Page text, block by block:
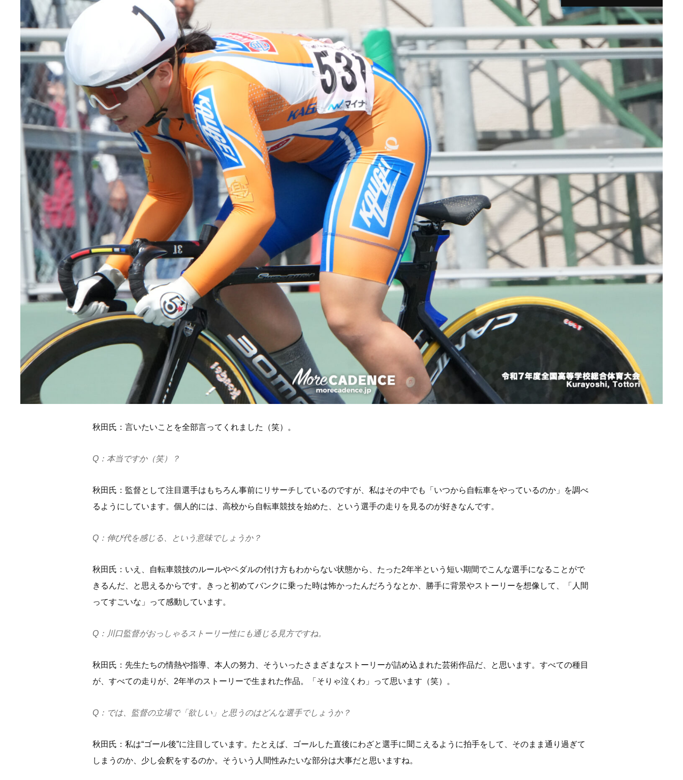
秋田氏：言いたいことを全部言ってくれました（笑）。
Q：本当ですか（笑）？
秋田氏：監督として注目選手はもちろん事前にリサーチしているのですが、私はその中でも「いつから自転車をやっているのか」を調べ
るようにしています。個人的には、高校から自転車競技を始めた、という選手の走りを見るのが好きなんです。
Q：伸び代を感じる、という意味でしょうか？
秋田氏：いえ、自転車競技のルールやペダルの付け方もわからない状態から、たった2年半という短い期間でこんな選手になることがで
きるんだ、と思えるからです。きっと初めてバンクに乗った時は怖かったんだろうなとか、勝手に背景やストーリーを想像して、「人間
ってすごいな」って感動しています。
Q：川口監督がおっしゃるストーリー性にも通じる見方ですね。
秋田氏：先生たちの情熱や指導、本人の努力、そういったさまざまなストーリーが詰め込まれた芸術作品だ、と思います。すべての種目
が、すべての走りが、2年半のストーリーで生まれた作品。「そりゃ泣くわ」って思います（笑）。
Q：では、監督の立場で「欲しい」と思うのはどんな選手でしょうか？
秋田氏：私は“ゴール後”に注目しています。たとえば、ゴールした直後にわざと選手に聞こえるように拍手をして、そのまま通り過ぎて
しまうのか、少し会釈をするのか。そういう人間性みたいな部分は大事だと思いますね。